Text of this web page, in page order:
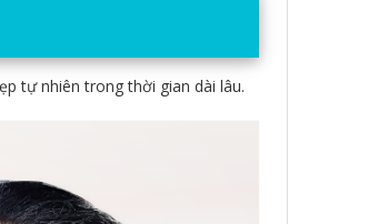
tự nhiên trong thời gian dài lâu.